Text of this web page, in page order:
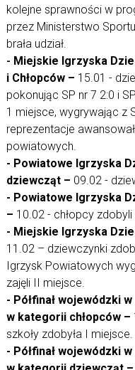
kolejne sprawności w
przez Ministerstwo
brała udział.
- Miejskie Igrzyska
i Chłopców – 15.01 -
pokonując SP nr 7 2:0 i
1 miejsce, wygrywając z
reprezentacje
powiatowych.
- Powiatowe Igrzyska
dziewcząt – 09.02 -
- Powiatowe Igrzyska
– 10.02 - chłopcy
- Miejskie Igrzyska
11.02 – dziewczynki
Igrzysk Powiatowych
zajęli II miejsce.
- Półfinał wojewódzki
w kategorii chłopców –
szkoły zdobyła I miejsce.
- Półfinał wojewódzki